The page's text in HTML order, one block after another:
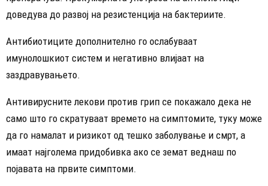
доведува до развој на резистенција на бактериите.
Антибиотиците дополнително го ослабуваат
имунолошкиот систем и негативно влијаат на
заздравувањето.
Антивирусните лекови против грип се покажало дека не
само што го скратуваат времето на симптомите, туку може
да го намалат и ризикот од тешко заболување и смрт, а
имаат најголема придобивка ако се земат веднаш по
појавата на првите симптоми.